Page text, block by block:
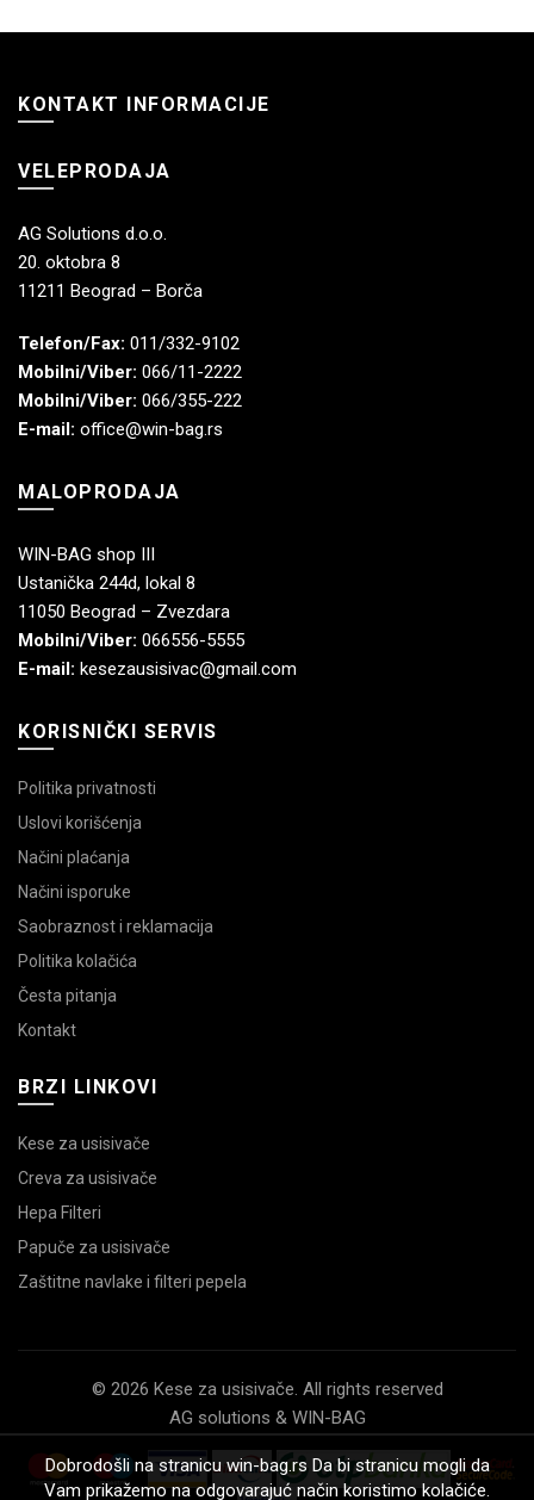
KONTAKT INFORMACIJE
VELEPRODAJA
AG Solutions d.o.o.
20. oktobra 8
11211 Beograd – Borča
Telefon/Fax: 011/332-9102
Mobilni/Viber: 066/11-2222
Mobilni/Viber: 066/355-222
E-mail: office@win-bag.rs
MALOPRODAJA
WIN-BAG shop III
Ustanička 244d, lokal 8
11050 Beograd – Zvezdara
Mobilni/Viber: 066556-5555
E-mail: kesezausisivac@gmail.com
KORISNIČKI SERVIS
Politika privatnosti
Uslovi korišćenja
Načini plaćanja
Načini isporuke
Saobraznost i reklamacija
Politika kolačića
Česta pitanja
Kontakt
BRZI LINKOVI
Kese za usisivače
Creva za usisivače
Hepa Filteri
Papuče za usisivače
Zaštitne navlake i filteri pepela
© 2026 Kese za usisivače. All rights reserved
AG solutions & WIN-BAG
Dobrodošli na stranicu win-bag.rs Da bi stranicu mogli da
Vam prikažemo na odgovarajuć način koristimo kolačiće.